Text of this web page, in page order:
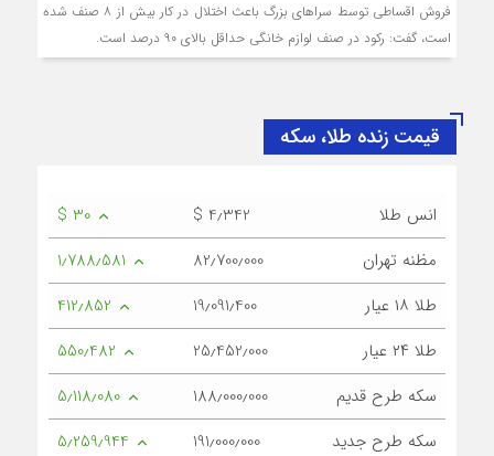
فروش اقساطی توسط سراهای بزرگ باعث اختلال در کار بیش از ۸ صنف شده
است، گفت: رکود در صنف لوازم خانگی حداقل بالای ۹۰ درصد است.
قیمت زنده طلا، سکه
انس طلا $ 4٫342
$ 30
مظنه تهران
82٫700٫000
1٫788٫581
طلا ۱۸ عیار
19٫091٫400
412٫852
طلا ۲۴ عیار
25٫452٫000
550٫482
سکه طرح قدیم
188٫000٫000
5٫118٫080
سکه طرح جدید
191٫000٫000
5٫259٫944